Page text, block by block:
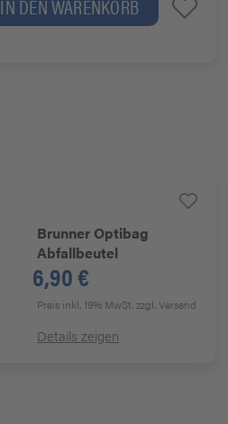
IN DEN WARENKORB
Brunner Optibag
Abfallbeutel
6,90 €
Preis inkl. 19% MwSt.zzgl. Versand
Details zeigen